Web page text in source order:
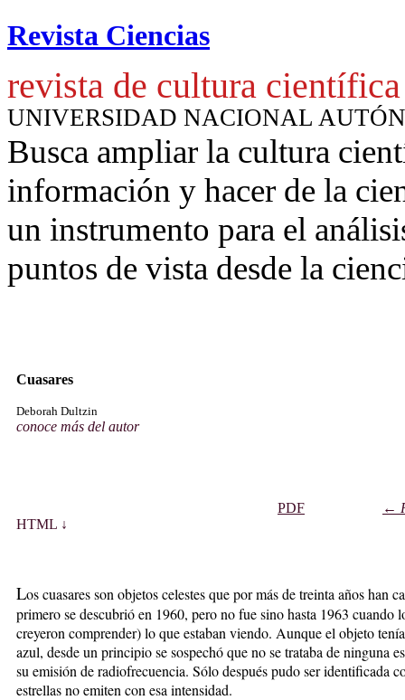
Revista Ciencias
revista de cultura científica
UNIVERSIDAD NACIONAL
Busca ampliar la cultura
información y hacer de la
un instrumento para el
puntos de vista desde la
Cuasares
Deborah Dultzin
conoce más del autor
HTML ↓
PDF ←
Los cuasares son objetos celestes que por más de treinta años han
primero se descubrió en 1960, pero no fue sino hasta 1963 cuando
creyeron comprender) lo que estaban viendo. Aunque el objeto
azul, desde un principio se sospechó que no se trataba de ninguna
su emisión de radiofrecuencia. Sólo después pudo ser identificada
estrellas no emiten con esa intensidad.